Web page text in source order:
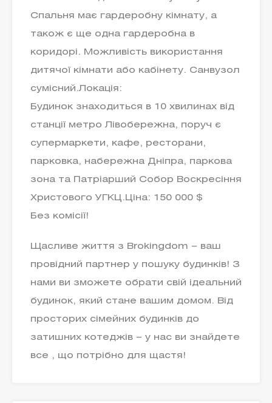
Спальня має гардеробну кімнату, а
також є ще одна гардеробна в
коридорі. Можливість використання
дитячої кімнати або кабінету. Санвузол
сумісний.Локація:
Будинок знаходиться в 10 хвилинах від
станції метро Лівобережна, поруч є
супермаркети, кафе, ресторани,
парковка, набережна Дніпра, паркова
зона та Патріарший Собор Воскресіння
Христового УГКЦ.Ціна: 150 000 $
Без комісії!
Щасливе життя з Brokingdom – ваш
провідний партнер у пошуку будинків! З
нами ви зможете обрати свій ідеальний
будинок, який стане вашим домом. Від
просторих сімейних будинків до
затишних котеджів – у нас ви знайдете
все , що потрібно для щастя!